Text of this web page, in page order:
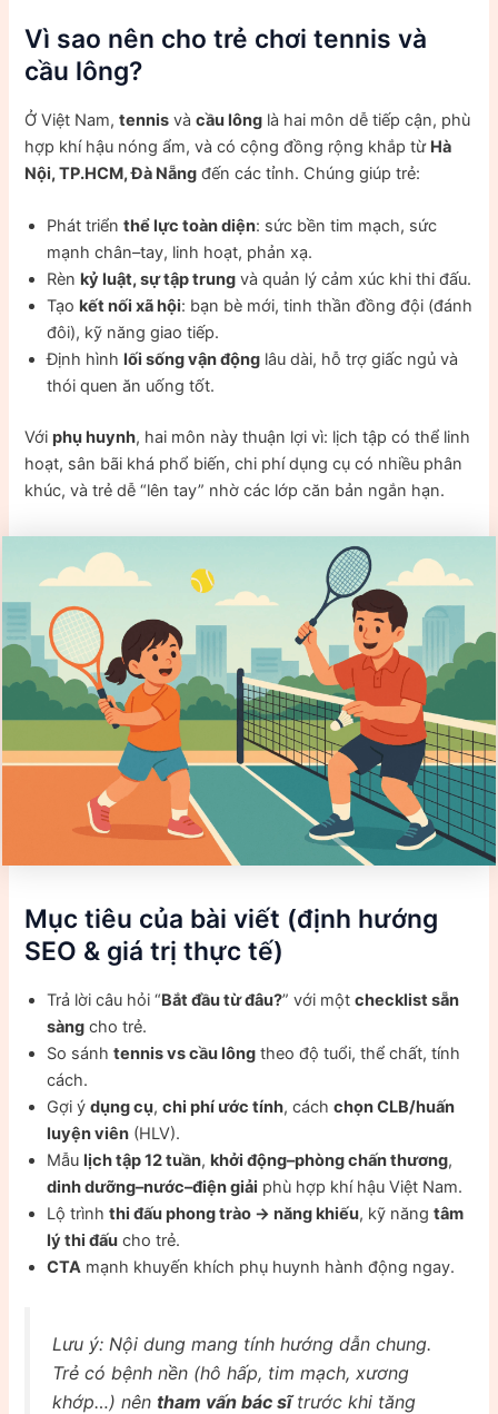
Vì sao nên cho trẻ chơi tennis và
cầu lông?
Ở Việt Nam,tennis vàcầu lông là hai môn dễ tiếp cận, phù
hợp khí hậu nóng ẩm, và có cộng đồng rộng khắp từ Hà
Nội, TP.HCM, Đà Nẵng đến các tỉnh. Chúng giúp trẻ:
Phát triểnthể lực toàn diện: sức bền tim mạch, sức
mạnh chân–tay, linh hoạt, phản xạ.
Rènkỷ luật, sự tập trung và quản lý cảm xúc khi thi đấu.
Tạokết nối xã hội: bạn bè mới, tinh thần đồng đội (đánh
đôi), kỹ năng giao tiếp.
Định hìnhlối sống vận động lâu dài, hỗ trợ giấc ngủ và
thói quen ăn uống tốt.
Vớiphụ huynh, hai môn này thuận lợi vì: lịch tập có thể linh
hoạt, sân bãi khá phổ biến, chi phí dụng cụ có nhiều phân
khúc, và trẻ dễ “lên tay” nhờ các lớp căn bản ngắn hạn.
Mục tiêu của bài viết (định hướng
SEO & giá trị thực tế)
Trả lời câu hỏi “Bắt đầu từ đâu?” với mộtchecklist sẵn
sàng cho trẻ.
So sánhtennis vs cầu lông theo độ tuổi, thể chất, tính
cách.
Gợi ýdụng cụ,chi phí ước tính, cáchchọn CLB/huấn
luyện viên (HLV).
Mẫulịch tập 12 tuần,khởi động–phòng chấn thương,
dinh dưỡng–nước–điện giải phù hợp khí hậu Việt Nam.
Lộ trìnhthi đấu phong trào → năng khiếu, kỹ năngtâm
lý thi đấu cho trẻ.
CTA mạnh khuyến khích phụ huynh hành động ngay.
Lưu ý: Nội dung mang tính hướng dẫn chung.
Trẻ có bệnh nền (hô hấp, tim mạch, xương
khớp…) nêntham vấn bác sĩtrước khi tăng